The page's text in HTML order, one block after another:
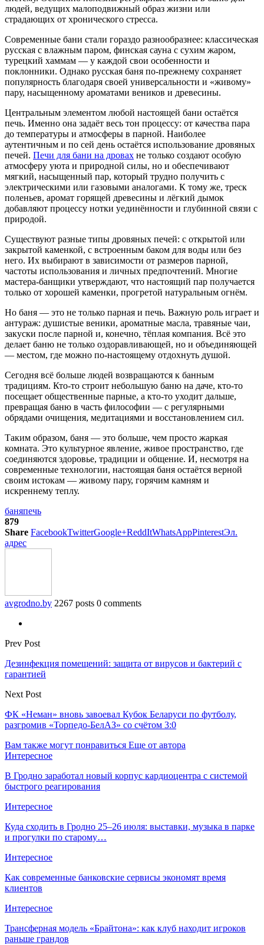
людей, ведущих малоподвижный образ жизни или
страдающих от хронического стресса.
Современные бани стали гораздо разнообразнее: классическая
русская с влажным паром, финская сауна с сухим жаром,
турецкий хаммам — у каждой свои особенности и
поклонники. Однако русская баня по-прежнему сохраняет
популярность благодаря своей универсальности и «живому»
пару, насыщенному ароматами веников и древесины.
Центральным элементом любой настоящей бани остаётся
печь. Именно она задаёт весь тон процессу: от качества пара
до температуры и атмосферы в парной. Наиболее
аутентичным и по сей день остаётся использование дровяных
печей. Печи для бани на дровах не только создают особую
атмосферу уюта и природной силы, но и обеспечивают
мягкий, насыщенный пар, который трудно получить с
электрическими или газовыми аналогами. К тому же, треск
поленьев, аромат горящей древесины и лёгкий дымок
добавляют процессу нотки уединённости и глубинной связи с
природой.
Существуют разные типы дровяных печей: с открытой или
закрытой каменкой, с встроенным баком для воды или без
него. Их выбирают в зависимости от размеров парной,
частоты использования и личных предпочтений. Многие
мастера-банщики утверждают, что настоящий пар получается
только от хорошей каменки, прогретой натуральным огнём.
Но баня — это не только парная и печь. Важную роль играет и
антураж: душистые веники, ароматные масла, травяные чаи,
закуски после парной и, конечно, тёплая компания. Всё это
делает баню не только оздоравливающей, но и объединяющей
— местом, где можно по-настоящему отдохнуть душой.
Сегодня всё больше людей возвращаются к банным
традициям. Кто-то строит небольшую баню на даче, кто-то
посещает общественные парные, а кто-то уходит дальше,
превращая баню в часть философии — с регулярными
обрядами очищения, медитациями и восстановлением сил.
Таким образом, баня — это больше, чем просто жаркая
комната. Это культурное явление, живое пространство, где
соединяются здоровье, традиции и общение. И, несмотря на
современные технологии, настоящая баня остаётся верной
своим истокам — живому пару, горячим камням и
искреннему теплу.
баняпечь
879
Share FacebookTwitterGoogle+ReddItWhatsAppPinterestЭл.
адрес
avgrodno.by 2267 posts 0 comments
Prev Post
Дезинфекция помещений: защита от вирусов и бактерий с
гарантией
Next Post
ФК «Неман» вновь завоевал Кубок Беларуси по футболу,
разгромив «Торпедо-БелАЗ» со счётом 3:0
Вам также могут понравиться Еще от автора
Интересное
В Гродно заработал новый корпус кардиоцентра с системой
быстрого реагирования
Интересное
Куда сходить в Гродно 25–26 июля: выставки, музыка в парке
и прогулки по старому…
Интересное
Как современные банковские сервисы экономят время
клиентов
Интересное
Трансферная модель «Брайтона»: как клуб находит игроков
раньше грандов